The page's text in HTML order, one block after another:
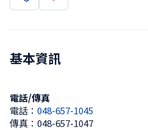
基本資訊
電話/傳真
電話： 048-657-1045
傳真： 048-657-1047